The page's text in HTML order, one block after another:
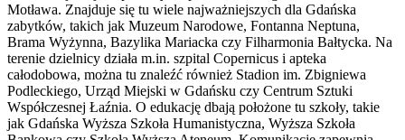
Motława. Znajduje się tu wiele najważniejszych dla Gdańska
zabytków, takich jak Muzeum Narodowe, Fontanna Neptuna,
Brama Wyżynna, Bazylika Mariacka czy Filharmonia Bałtycka. Na
terenie dzielnicy działa m.in. szpital Copernicus i apteka
całodobowa, można tu znaleźć również Stadion im. Zbigniewa
Podleckiego, Urząd Miejski w Gdańsku czy Centrum Sztuki
Współczesnej Łaźnia. O edukację dbają położone tu szkoły, takie
jak Gdańska Wyższa Szkoła Humanistyczna, Wyższa Szkoła